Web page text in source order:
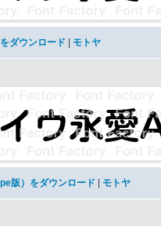
ダウンロード モトヤ
版）をダウンロード モトヤ